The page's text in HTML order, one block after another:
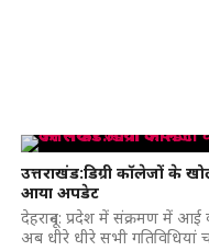
उत्तराखंड:डिग्री कॉलेजों के
आया अपडेट
देहरादून: प्रदेश में संक्रमण में
अब धीरे धीरे सभी गतिविधियां